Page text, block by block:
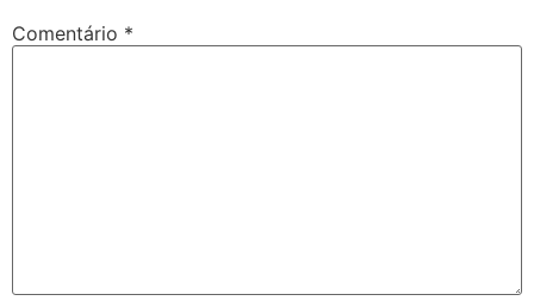
Comentário *